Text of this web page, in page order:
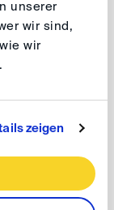
unserer
wir sind,
wir
zeigen
hoc [im
Gegenstand